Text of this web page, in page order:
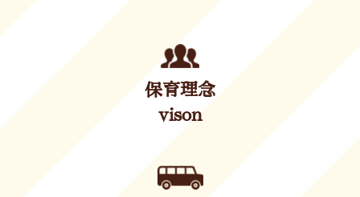
保育理念
vison